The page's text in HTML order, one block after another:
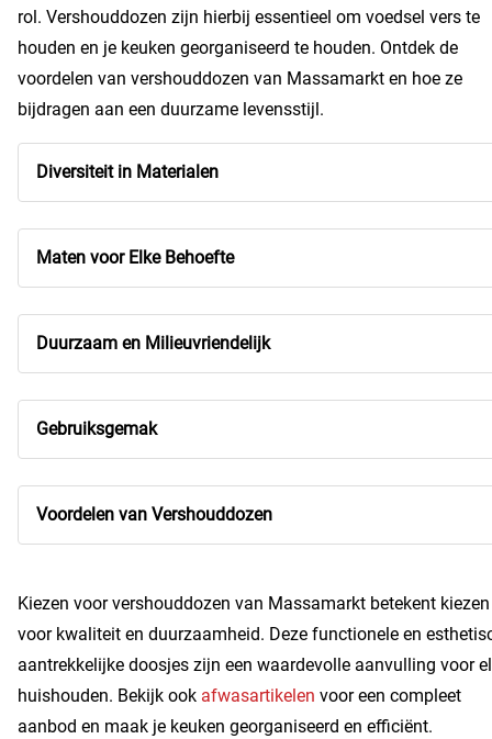
rol. Vershouddozen zijn hierbij essentieel om voedsel vers te
houden en je keuken georganiseerd te houden. Ontdek de
voordelen van vershouddozen van Massamarkt en hoe ze
bijdragen aan een duurzame levensstijl.
Diversiteit in Materialen
Maten voor Elke Behoefte
Duurzaam en Milieuvriendelijk
Gebruiksgemak
Voordelen van Vershouddozen
Kiezen voor vershouddozen van Massamarkt betekent kiezen
voor kwaliteit en duurzaamheid. Deze functionele en
aantrekkelijke doosjes zijn een waardevolle aanvulling voor
huishouden. Bekijk ook afwasartikelen voor een compleet
aanbod en maak je keuken georganiseerd en efficiënt.